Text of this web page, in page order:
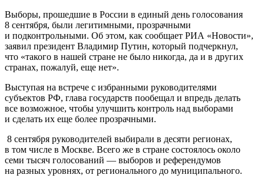
Выборы, прошедшие в России в единый день голосования
8 сентября, были легитимными, прозрачными
и подконтрольными. Об этом, как сообщает РИА «Новости»,
заявил президент Владимир Путин, который подчеркнул,
что «такого в нашей стране не было никогда, да и в других
странах, пожалуй, еще нет».
Выступая на встрече с избранными руководителями
субъектов РФ, глава государств пообещал и впредь делать
все возможное, чтобы улучшить контроль над выборами
и сделать их еще более прозрачными.
8 сентября руководителей выбирали в десяти регионах,
в том числе в Москве. Всего же в стране состоялось около
семи тысяч голосований — выборов и референдумов
на разных уровнях, от регионального до муниципального.